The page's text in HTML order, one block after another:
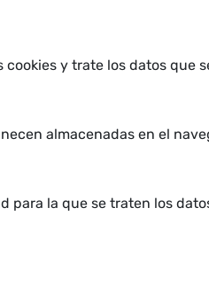
y trate los datos que
almacenadas en el
para la que se traten los